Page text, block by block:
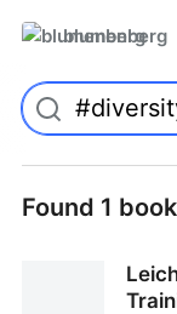
blumenberg
Found 1